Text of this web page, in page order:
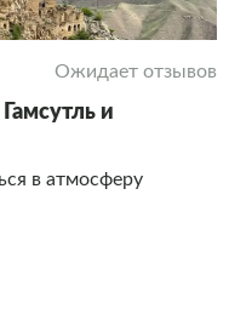
Ожидает отзывов
и
в атмосферу